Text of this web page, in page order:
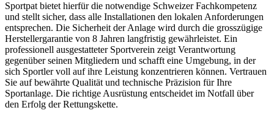
Sportpat bietet hierfür die notwendige Schweizer Fachkompetenz
und stellt sicher, dass alle Installationen den lokalen Anforderungen
entsprechen. Die Sicherheit der Anlage wird durch die grosszügige
Herstellergarantie von 8 Jahren langfristig gewährleistet. Ein
professionell ausgestatteter Sportverein zeigt Verantwortung
gegenüber seinen Mitgliedern und schafft eine Umgebung, in der
sich Sportler voll auf ihre Leistung konzentrieren können. Vertrauen
Sie auf bewährte Qualität und technische Präzision für Ihre
Sportanlage. Die richtige Ausrüstung entscheidet im Notfall über
den Erfolg der Rettungskette.